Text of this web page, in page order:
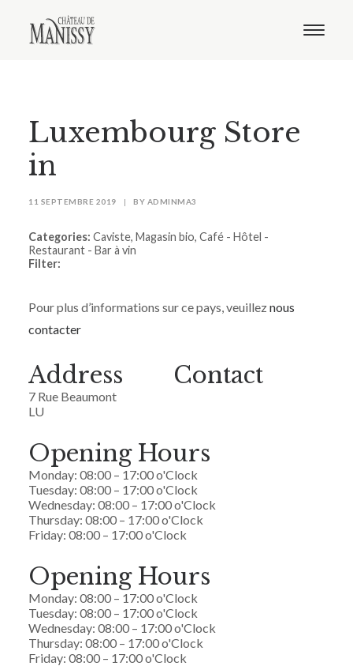
Distribution
Contact
Luxembourg Store
in
11 SEPTEMBRE 2019 | BY ADMINMA3
Categories: Caviste, Magasin bio, Café - Hôtel -
Restaurant - Bar à vin
Filter:
Pour plus d’informations sur ce pays, veuilleznous
contacter
Address
7 Rue Beaumont
LU
Contact
Opening Hours
Monday: 08:00 – 17:00 o'Clock
Tuesday: 08:00 – 17:00 o'Clock
Wednesday: 08:00 – 17:00 o'Clock
Thursday: 08:00 – 17:00 o'Clock
Friday: 08:00 – 17:00 o'Clock
Opening Hours
Monday: 08:00 – 17:00 o'Clock
Tuesday: 08:00 – 17:00 o'Clock
Wednesday: 08:00 – 17:00 o'Clock
Thursday: 08:00 – 17:00 o'Clock
Friday: 08:00 – 17:00 o'Clock